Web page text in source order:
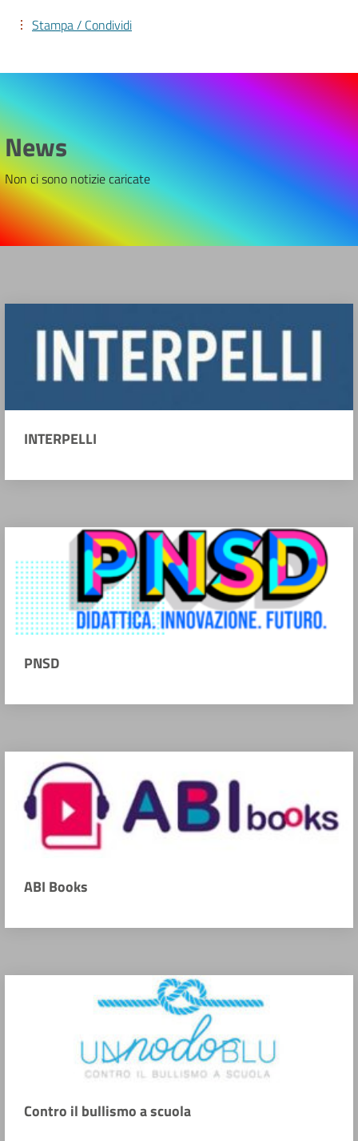
Stampa / Condividi
News
Non ci sono notizie caricate
INTERPELLI
PNSD
ABI Books
Contro il bullismo a scuola